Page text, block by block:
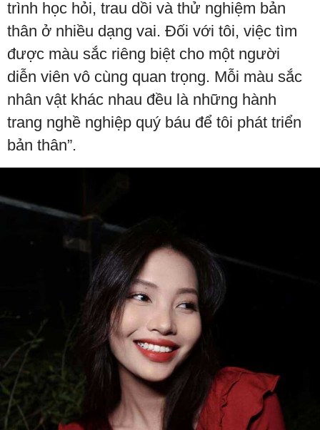
trình học hỏi, trau dồi và thử nghiệm bản
thân ở nhiều dạng vai. Đối với tôi, việc tìm
được màu sắc riêng biệt cho một người
diễn viên vô cùng quan trọng. Mỗi màu sắc
nhân vật khác nhau đều là những hành
trang nghề nghiệp quý báu để tôi phát triển
bản thân”.